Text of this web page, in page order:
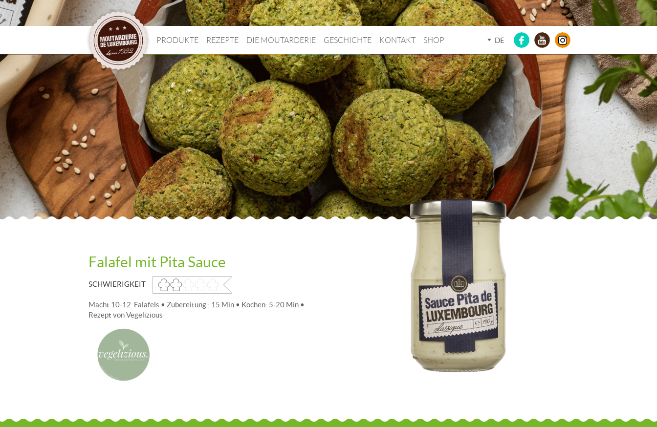
PRODUKTE REZEPTE DIE MOUTARDERIE GESCHICHTE KONTAKT SHOP DE
Falafel mit Pita Sauce
SCHWIERIGKEIT
Macht 10-12 Falafels • Zubereitung : 15 Min • Kochen: 5-20 Min •
Rezept von Vegelizious